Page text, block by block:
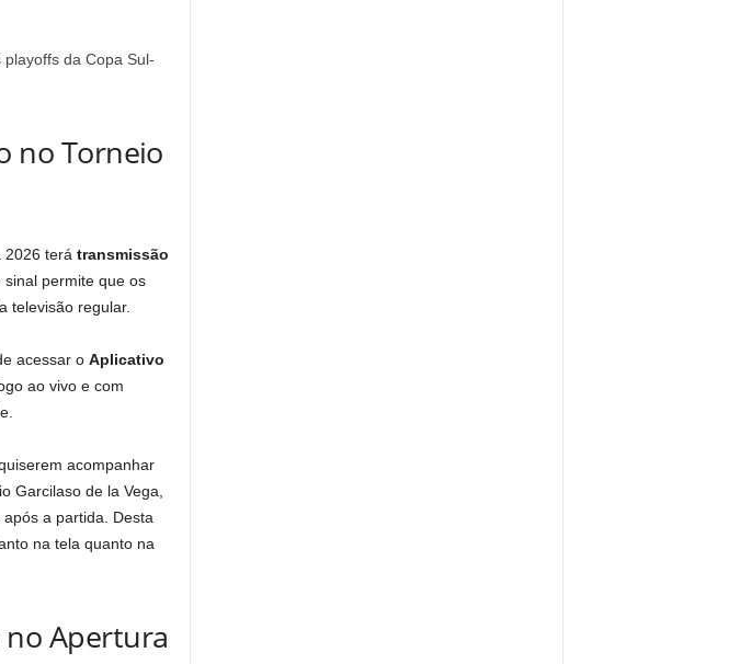
da Copa Sul-
no Torneio
2026 terá transmissão
permite que os
televisão regular.
acessar o Aplicativo
ao vivo e com
acompanhar
Garcilaso de la Vega,
a partida. Desta
na tela quanto na
no Apertura